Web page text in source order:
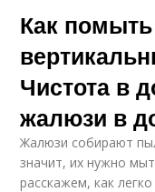
Как
Чистота в
жалюзи в
Жалюзи собирают
значит, их нужно
расскажем, как